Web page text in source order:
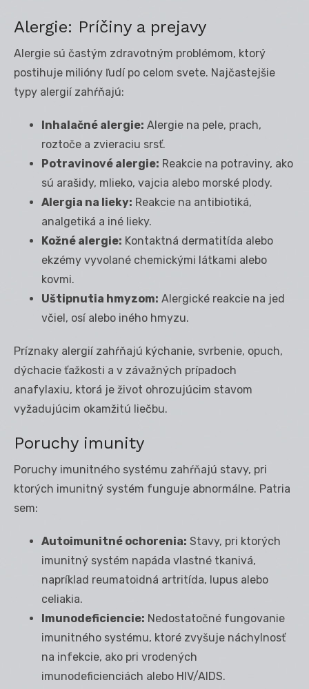
Alergie: Príčiny a prejavy
Alergie sú častým zdravotným problémom, ktorý
postihuje milióny ľudí po celom svete. Najčastejšie
typy alergií zahŕňajú:
Inhalačné alergie: Alergie na pele, prach,
roztoče a zvieraciu srsť.
Potravinové alergie: Reakcie na potraviny, ako
sú arašidy, mlieko, vajcia alebo morské plody.
Alergia na lieky: Reakcie na antibiotiká,
analgetiká a iné lieky.
Kožné alergie: Kontaktná dermatitída alebo
ekzémy vyvolané chemickými látkami alebo
kovmi.
Uštipnutia hmyzom: Alergické reakcie na jed
včiel, osí alebo iného hmyzu.
Príznaky alergií zahŕňajú kýchanie, svrbenie, opuch,
dýchacie ťažkosti a v závažných prípadoch
anafylaxiu, ktorá je život ohrozujúcim stavom
vyžadujúcim okamžitú liečbu.
Poruchy imunity
Poruchy imunitného systému zahŕňajú stavy, pri
ktorých imunitný systém funguje abnormálne. Patria
sem:
Autoimunitné ochorenia: Stavy, pri ktorých
imunitný systém napáda vlastné tkanivá,
napríklad reumatoidná artritída, lupus alebo
celiakia.
Imunodeficiencie: Nedostatočné fungovanie
imunitného systému, ktoré zvyšuje náchylnosť
na infekcie, ako pri vrodených
imunodeficienciách alebo HIV/AIDS.